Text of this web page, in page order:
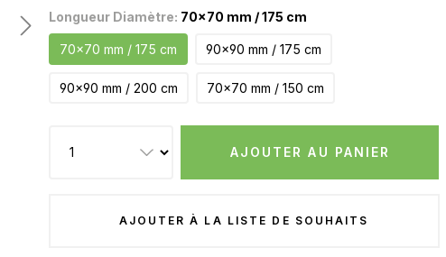
Longueur Diamètre: 70x70 mm / 175 cm
70x70 mm / 175 cm 90x90 mm / 175 cm
90x90 mm / 200 cm 70x70 mm / 150 cm
AJOUTER AU PANIER
AJOUTER À LA LISTE DE SOUHAITS